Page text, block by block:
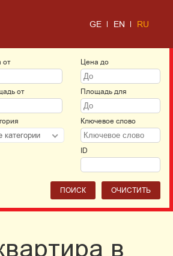
GE EN RU
от
от
категории
Цена до
Площадь для
Ключевое слово
ID
ПОИСК ОЧИСТИТЬ
в